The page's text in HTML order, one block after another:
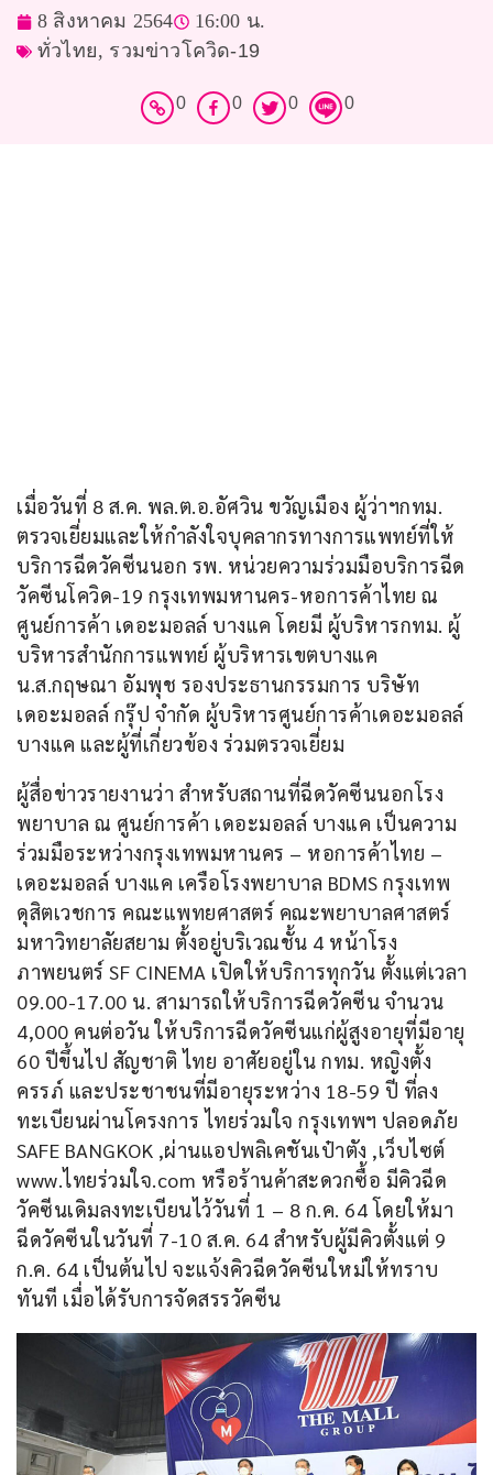
8 สิงหาคม 2564
16:00 น.
ทั่วไทย, รวมข่าวโควิด-19
0 0 0 0
เมื่อวันที่ 8 ส.ค. พล.ต.อ.อัศวิน ขวัญเมือง ผู้ว่าฯกทม.
ตรวจเยี่ยมและให้กำลังใจบุคลากรทางการแพทย์ที่ให้
บริการฉีดวัคซีนนอก รพ. หน่วยความร่วมมือบริการฉีด
วัคซีนโควิด-19 กรุงเทพมหานคร-หอการค้าไทย ณ
ศูนย์การค้า เดอะมอลล์ บางแค โดยมี ผู้บริหารกทม. ผู้
บริหารสำนักการแพทย์ ผู้บริหารเขตบางแค
น.ส.กฤษณา อัมพุช รองประธานกรรมการ บริษัท
เดอะมอลล์ กรุ๊ป จำกัด ผู้บริหารศูนย์การค้าเดอะมอลล์
บางแค และผู้ที่เกี่ยวข้อง ร่วมตรวจเยี่ยม
ผู้สื่อข่าวรายงานว่า สำหรับสถานที่ฉีดวัคซีนนอกโรง
พยาบาล ณ ศูนย์การค้า เดอะมอลล์ บางแค เป็นความ
ร่วมมือระหว่างกรุงเทพมหานคร – หอการค้าไทย –
เดอะมอลล์ บางแค เครือโรงพยาบาล BDMS กรุงเทพ
ดุสิตเวชการ คณะแพทยศาสตร์ คณะพยาบาลศาสตร์
มหาวิทยาลัยสยาม ตั้งอยู่บริเวณชั้น 4 หน้าโรง
ภาพยนตร์ SF CINEMA เปิดให้บริการทุกวัน ตั้งแต่เวลา
09.00-17.00 น. สามารถให้บริการฉีดวัคซีน จำนวน
4,000 คนต่อวัน ให้บริการฉีดวัคซีนแก่ผู้สูงอายุที่มีอายุ
60 ปีขึ้นไป สัญชาติ ไทย อาศัยอยู่ใน กทม. หญิงตั้ง
ครรภ์ และประชาชนที่มีอายุระหว่าง 18-59 ปี ที่ลง
ทะเบียนผ่านโครงการ ไทยร่วมใจ กรุงเทพฯ ปลอดภัย
SAFE BANGKOK ,ผ่านแอปพลิเคชันเป๋าตัง ,เว็บไซต์
www.ไทยร่วมใจ.com หรือร้านค้าสะดวกซื้อ มีคิวฉีด
วัคซีนเดิมลงทะเบียนไว้วันที่ 1 – 8 ก.ค. 64 โดยให้มา
ฉีดวัคซีนในวันที่ 7-10 ส.ค. 64 สำหรับผู้มีคิวตั้งแต่ 9
ก.ค. 64 เป็นต้นไป จะแจ้งคิวฉีดวัคซีนใหม่ให้ทราบ
ทันที เมื่อได้รับการจัดสรรวัคซีน